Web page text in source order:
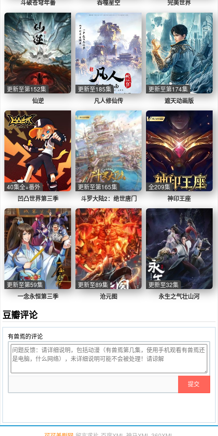
斗破苍穹年番 吞噬星空 完美世界
仙逆
更新至第152集
凡人修仙传
更新至185集
遮天动画版
更新至第174集
凹凸世界第三季
40集全+番外
斗罗大陆2：绝世唐门
更新至第165集
神印王座
全209集
一念永恒第三季
更新至第59集
沧元图
更新至89集
永生之气壮山河
更新至32集
豆瓣评论
有兽焉的评论